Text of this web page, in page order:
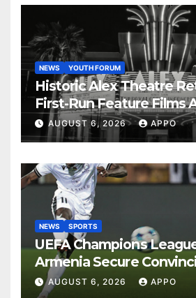
NEWS YOUTH FORUM
Historic Alex Theatre
First-Run Feature Films
Years
AUGUST 6, 2026 APPO
NEWS SPORTS
UEFA Champions
Armenia Secure
Over Shamrock Rovers
AUGUST 6, 2026 APPO